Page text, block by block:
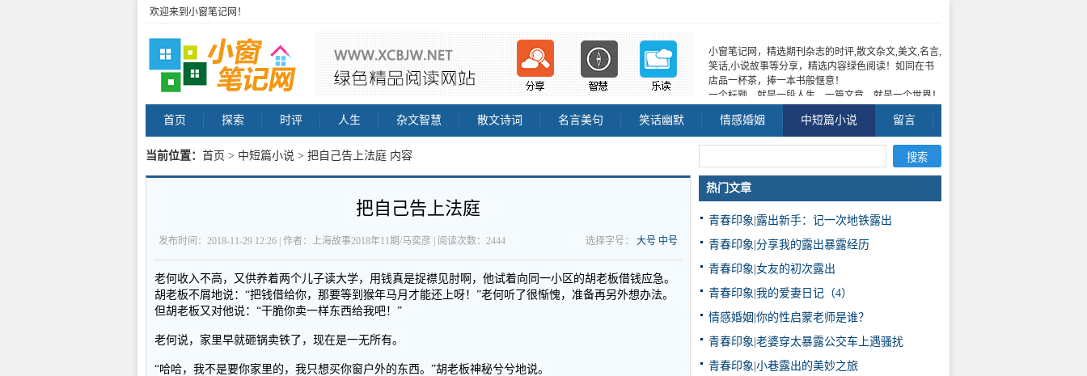
欢迎来到小窗笔记网！
小窗笔记网，精选期刊杂志的时评,散文杂文,美文,名言,
笑话,小说故事等分享，精选内容绿色阅读！如同在书
店品一杯茶，捧一本书般惬意！
一个标题，就是一段人生，一篇文章，就是一个世界！
首页 探索 时评 人生 杂文智慧 散文诗词 名言美句 笑话幽默 情感婚姻 中短篇小说 留言
当前位置： 首页 > 中短篇小说 > 把自己告上法庭 内容
把自己告上法庭
选择字号： 大号 中号
发布时间：2018-11-29 12:26 | 作者：上海故事2018年11期/马奕彦 | 阅读次数：2444
老何收入不高，又供养着两个儿子读大学，用钱真是捉襟见肘啊，他试着向同一小区的胡老板借钱应急。
胡老板不屑地说：“把钱借给你，那要等到猴年马月才能还上呀！”老何听了很惭愧，准备再另外想办法。
但胡老板又对他说：“干脆你卖一样东西给我吧！”
老何说，家里早就砸锅卖铁了，现在是一无所有。
“哈哈，我不是要你家里的，我只想买你窗户外的东西。”胡老板神秘兮兮地说。
热门文章
青春印象 露出新手：记一次地铁露出
青春印象 分享我的露出暴露经历
青春印象 女友的初次露出
青春印象 我的爱妻日记（4）
情感婚姻 你的性启蒙老师是谁？
青春印象 老婆穿太暴露公交车上遇骚扰
青春印象 小巷露出的美妙之旅